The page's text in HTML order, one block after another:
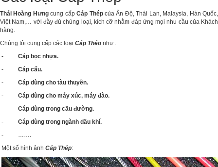
Thái Hoàng Hưngcung cấpCáp Thépcủa Ấn Độ, Thái Lan, Malaysia, Hàn Quốc,
Việt Nam,… với đầy đủ chủng loại, kích cỡ nhằm đáp ứng mọi nhu cầu của Khách
hàng.
Chúng tôi cung cấp các loại Cáp Théo như :
- Cáp bọc nhựa.
- Cáp cẩu.
- Cáp dùng cho tàu thuyền.
- Cáp dùng cho máy xúc, máy đào.
- Cáp dùng trong cầu đường.
- Cáp dùng trong ngành dầu khí.
- …….
Một số hình ảnh Cáp Thép: